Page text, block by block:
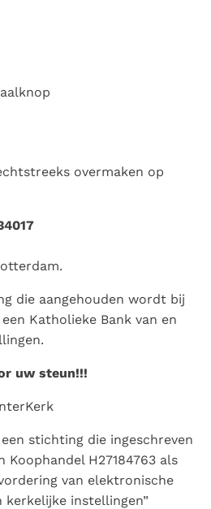
overmaken op
die aangehouden wordt bij
een Katholieke Bank van en
uw steun!!!
stichting die ingeschreven
Koophandel H27184763 als
van elektronische
kerkelijke instellingen”